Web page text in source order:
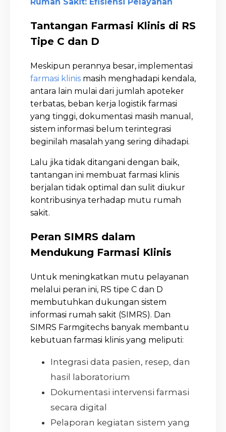
Tantangan Farmasi Klinis di RS
Tipe C dan D
Meskipun perannya besar, implementasi
farmasi klinis masih menghadapi kendala,
antara lain mulai dari jumlah apoteker
terbatas, beban kerja logistik farmasi
yang tinggi, dokumentasi masih manual,
sistem informasi belum terintegrasi
beginilah masalah yang sering dihadapi.
Lalu jika tidak ditangani dengan baik,
tantangan ini membuat farmasi klinis
berjalan tidak optimal dan sulit diukur
kontribusinya terhadap mutu rumah
sakit.
Peran SIMRS dalam
Mendukung Farmasi Klinis
Untuk meningkatkan mutu pelayanan
melalui peran ini, RS tipe C dan D
membutuhkan dukungan sistem
informasi rumah sakit (SIMRS). Dan
SIMRS Farmgitechs banyak membantu
kebutuan farmasi klinis yang meliputi:
Integrasi data pasien, resep, dan
hasil laboratorium
Dokumentasi intervensi farmasi
secara digital
Pelaporan kegiatan sistem yang